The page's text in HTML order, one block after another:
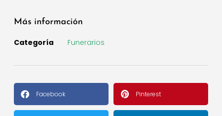
Más información
Categoría Funerarios
Facebook Pinterest